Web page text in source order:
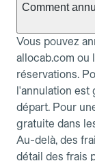
Comment
Vous pouvez
allocab.com ou
réservations.
l'annulation est
départ. Pour
gratuite dans
Au-delà, des
détail des frais